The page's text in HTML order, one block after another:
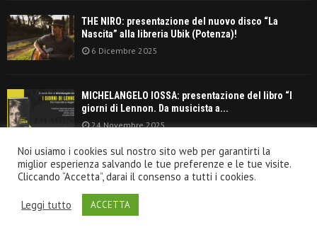
THE NIRO: presentazione del nuovo disco “La
Nascita” alla libreria Ubik (Potenza)!
6 Dicembre 2025
MICHELANGELO IOSSA: presentazione del libro “I
giorni di Lennon. Da musicista a...
24 Novembre 2025
LIVE REPORT
Noi usiamo i cookies sul nostro sito web per garantirti la
miglior esperienza salvando le tue preferenze e le tue visite.
Cliccando “Accetta”, darai il consenso a tutti i cookies.
Leggi tutto ACCETTA